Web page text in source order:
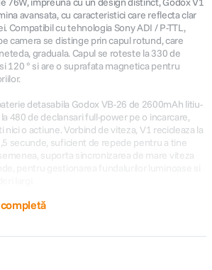
avansata, cu caracteristici care reflecta clar
Compatibil cu tehnologia Sony ADI / P-TTL,
camera se distinge prin capul rotund, care
graduala. Capul se roteste la 330 de
120 ° si are o suprafata magnetica pentru
detasabila Godox VB-26 de 2600mAh litiu-
480 de declansari full-power pe o incarcare,
o actiune. Vorbind de viteza, V1 recicleaza la
secunde, suficient de repede pentru a tine
suporta sincronizarea de mare viteza
slave (prevazut cu optical slave) cat si ca